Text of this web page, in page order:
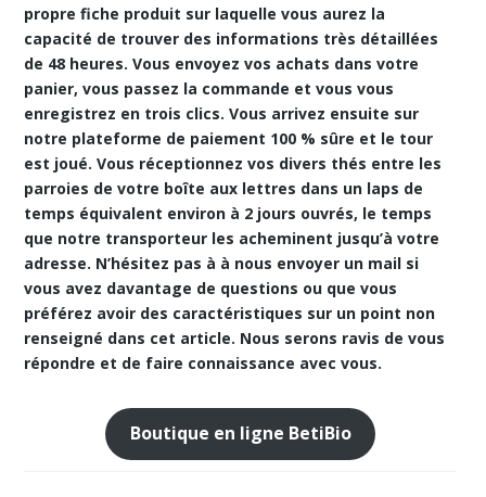
propre fiche produit sur laquelle vous aurez la
capacité de trouver des informations très détaillées
de 48 heures. Vous envoyez vos achats dans votre
panier, vous passez la commande et vous vous
enregistrez en trois clics. Vous arrivez ensuite sur
notre plateforme de paiement 100 % sûre et le tour
est joué. Vous réceptionnez vos divers thés entre les
parroies de votre boîte aux lettres dans un laps de
temps équivalent environ à 2 jours ouvrés, le temps
que notre transporteur les acheminent jusqu’à votre
adresse. N’hésitez pas à à nous envoyer un mail si
vous avez davantage de questions ou que vous
préférez avoir des caractéristiques sur un point non
renseigné dans cet article. Nous serons ravis de vous
répondre et de faire connaissance avec vous.
Boutique en ligne BetiBio